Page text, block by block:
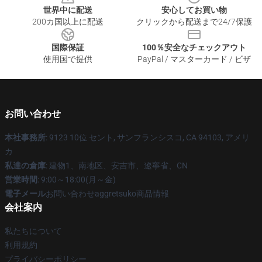
世界中に配送
200カ国以上に配送
安心してお買い物
クリックから配送まで24/7保護
国際保証
使用国で提供
100％安全なチェックアウト
PayPal / マスターカード / ビザ
お問い合わせ
本社事務所: 9123 10位 セント, サンフランシスコ, CA 94103, アメリ
カ
私達の倉庫: 建物1、南地区、安吉市、遼寧省、CN
営業時間: 9:00～18:00(月～金)
電子メールお問い合わせaggretsuko商品情報
会社案内
私たちについて
利用規約
プライバシーポリシー